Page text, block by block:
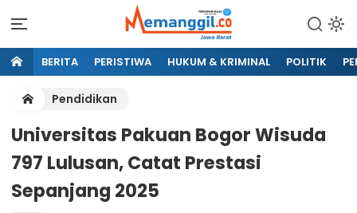
BERITA PERISTIWA HUKUM & KRIMINAL POLITIK
Pendidikan
Universitas Pakuan Bogor Wisuda
797 Lulusan, Catat Prestasi
Sepanjang 2025